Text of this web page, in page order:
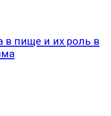
в пище и их роль в